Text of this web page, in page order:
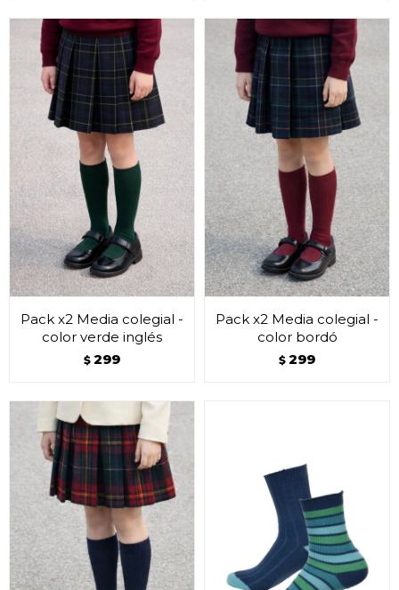
Pack x2 Media colegial -
color verde inglés
$ 299
Pack x2 Media colegial -
color bordó
$ 299